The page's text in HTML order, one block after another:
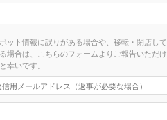
ット情報に誤りがある場合や、移転・閉店して
場合は、こちらのフォームよりご報告いただけ
幸いです。